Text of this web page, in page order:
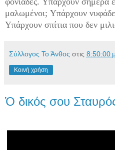
μαλωμένοι; Yπάρχουν
Yπάρχουν σπίτια που δεν
Σύλλογος Το Άνθος στις 8:50:00
Κοινή χρήση
Ὁ δικός σου